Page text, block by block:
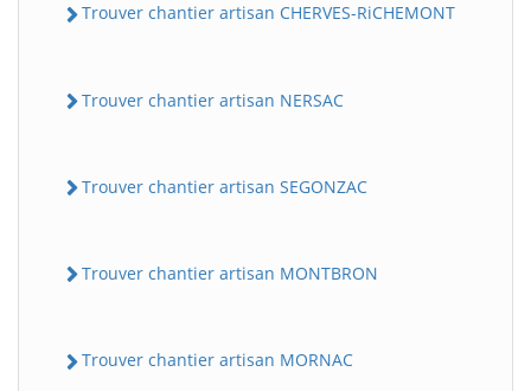
Trouver chantier artisan CHERVES-RiCHEMONT
Trouver chantier artisan NERSAC
Trouver chantier artisan SEGONZAC
Trouver chantier artisan MONTBRON
Trouver chantier artisan MORNAC